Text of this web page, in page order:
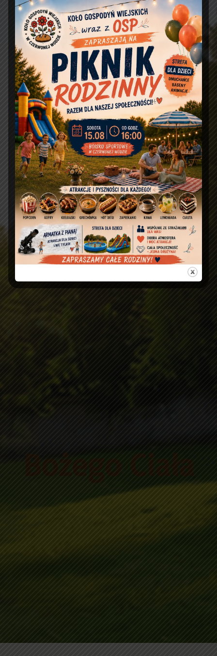
podczas
procesji
Bożego Ciała